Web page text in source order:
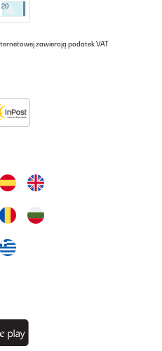
zawierają podatek VAT